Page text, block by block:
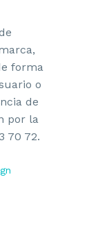
para
forma
o
de
por la
70 72.